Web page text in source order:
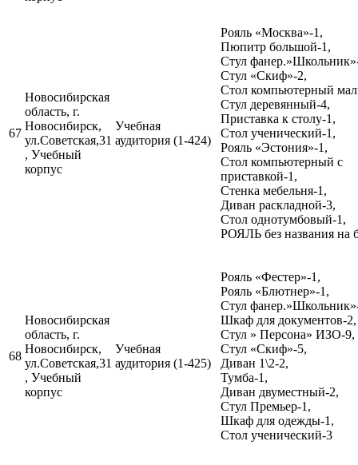
67
Новосибирская
область, г.
Новосибирск,
ул.Советская,31
, Учебный
корпус
Учебная
аудитория (1-424)
Рояль «Москва»-1,
Пюпитр большой-1,
Стул
Стул «Скиф»-2,
Стол компьютерный
Стул деревянный-4,
Приставка к столу-1,
Стол ученический-1,
Рояль «Эстония»-1,
Стол компьютерный с
приставкой-1,
Стенка мебельня-1,
Диван раскладной-3,
Стол однотумбовый-1,
РОЯЛЬ без названия на
68
Новосибирская
область, г.
Новосибирск,
ул.Советская,31
, Учебный
корпус
Учебная
аудитория (1-425)
Рояль «Фестер»-1,
Рояль «Блютнер»-1,
Стул
Шкаф для документов-2,
Стул » Персона» ИЗО-9,
Стул «Скиф»-5,
Диван 1\2-2,
Тумба-1,
Диван двуместный-2,
Стул Премьер-1,
Шкаф для одежды-1,
Стол ученический-3